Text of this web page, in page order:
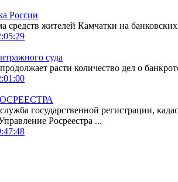
России
средств жителей Камчатки на
суда
расти количество дел о
государственной регистрации,
Росреестра ...